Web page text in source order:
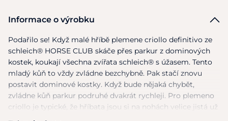
Informace o výrobku
Podařilo se! Když malé hříbě plemene criollo definitivo ze
schleich® HORSE CLUB skáče přes parkur z dominových
kostek, koukají všechna zvířata schleich® s úžasem. Tento
mladý kůň to vždy zvládne bezchybně. Pak stačí znovu
postavit dominové kostky. Když bude nějaká chybět,
zvládne kůň parkur podruhé dvakrát rychleji. Pro plemeno
criollo je typické, že hříbata jsou si na nohách velice jistá už